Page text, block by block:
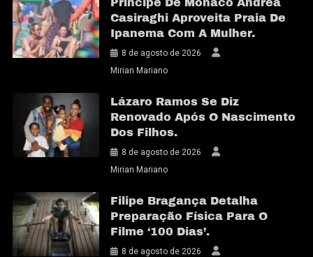
Casiraghi Aproveita Praia De
Ipanema Com A Mulher.
8 de agosto de 2026
Mirian Mariano
Lázaro Ramos Se Diz
Renovado Após O Nascimento
Dos Filhos.
8 de agosto de 2026
Mirian Mariano
Filipe Bragança Detalha
Preparação Física Para O
Filme ‘100 Dias’.
8 de agosto de 2026